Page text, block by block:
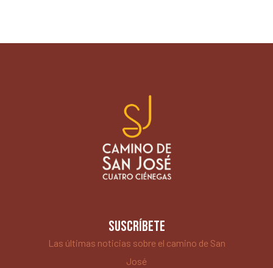
SUSCRÍBETE
Las últimas noticias sobre el camino de San
José